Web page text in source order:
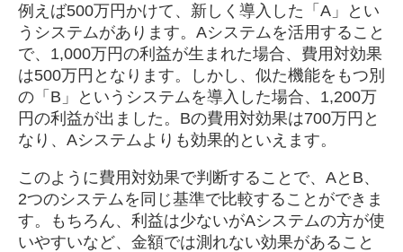
例えば500万円かけて、新しく導入した「A」とい
うシステムがあります。Aシステムを活用すること
で、1,000万円の利益が生まれた場合、費用対効果
は500万円となります。しかし、似た機能をもつ別
の「B」というシステムを導入した場合、1,200万
円の利益が出ました。Bの費用対効果は700万円と
なり、Aシステムよりも効果的といえます。
このように費用対効果で判断することで、AとB、
2つのシステムを同じ基準で比較することができま
す。もちろん、利益は少ないがAシステムの方が使
いやすいなど、金額では測れない効果があること